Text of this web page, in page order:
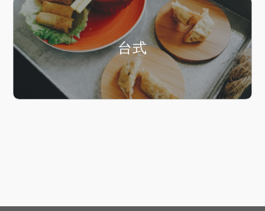
台式